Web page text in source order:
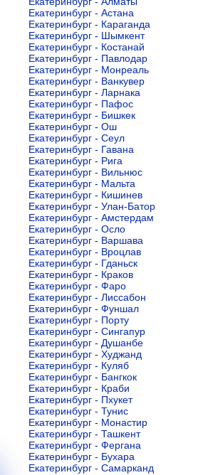
Екатеринбург - Астана
Екатеринбург - Караганда
Екатеринбург - Шымкент
Екатеринбург - Костанай
Екатеринбург - Павлодар
Екатеринбург - Монреаль
Екатеринбург - Ванкувер
Екатеринбург - Ларнака
Екатеринбург - Пафос
Екатеринбург - Бишкек
Екатеринбург - Ош
Екатеринбург - Сеул
Екатеринбург - Гавана
Екатеринбург - Рига
Екатеринбург - Вильнюс
Екатеринбург - Мальта
Екатеринбург - Кишинев
Екатеринбург - Улан-Батор
Екатеринбург - Амстердам
Екатеринбург - Осло
Екатеринбург - Варшава
Екатеринбург - Вроцлав
Екатеринбург - Гданьск
Екатеринбург - Краков
Екатеринбург - Фаро
Екатеринбург - Лиссабон
Екатеринбург - Фуншал
Екатеринбург - Порту
Екатеринбург - Сингапур
Екатеринбург - Душанбе
Екатеринбург - Худжанд
Екатеринбург - Куляб
Екатеринбург - Бангкок
Екатеринбург - Краби
Екатеринбург - Пхукет
Екатеринбург - Тунис
Екатеринбург - Монастир
Екатеринбург - Ташкент
Екатеринбург - Фергана
Екатеринбург - Бухара
Екатеринбург - Самарканд